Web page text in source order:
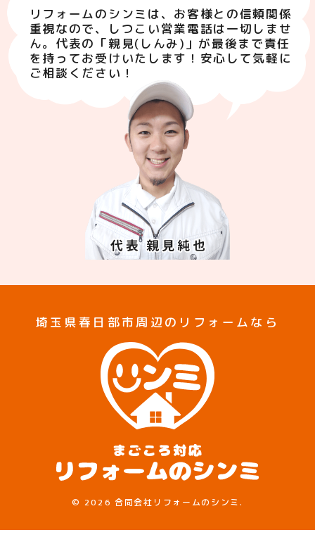
リフォームのシンミは、お客様との信頼関係
重視なので、しつこい営業電話は一切しませ
ん。代表の「親見(しんみ)」が最後まで責任
を持ってお受けいたします！安心して気軽に
ご相談ください！
埼玉県春日部市周辺のリフォームなら
© 2026 合同会社リフォームのシンミ.